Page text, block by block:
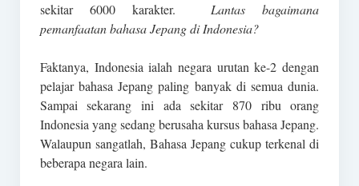
sekitar 6000 karakter. Lantas bagaimana
pemanfaatan bahasa Jepang di Indonesia?
Faktanya, Indonesia ialah negara urutan ke-2 dengan
pelajar bahasa Jepang paling banyak di semua dunia.
Sampai sekarang ini ada sekitar 870 ribu orang
Indonesia yang sedang berusaha kursus bahasa Jepang.
Walaupun sangatlah, Bahasa Jepang cukup terkenal di
beberapa negara lain.